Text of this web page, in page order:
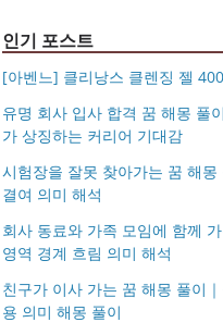
인기 포스트
[아벤느] 클리낭스 클렌징 젤
유명 회사 입사 합격 꿈 해몽 풀
가 상징하는 커리어 기대감
시험장을 잘못 찾아가는 꿈 해몽
결여 의미 해석
회사 동료와 가족 모임에 함께
영역 경계 흐림 의미 해석
친구가 이사 가는 꿈 해몽 풀이
용 의미 해몽 풀이